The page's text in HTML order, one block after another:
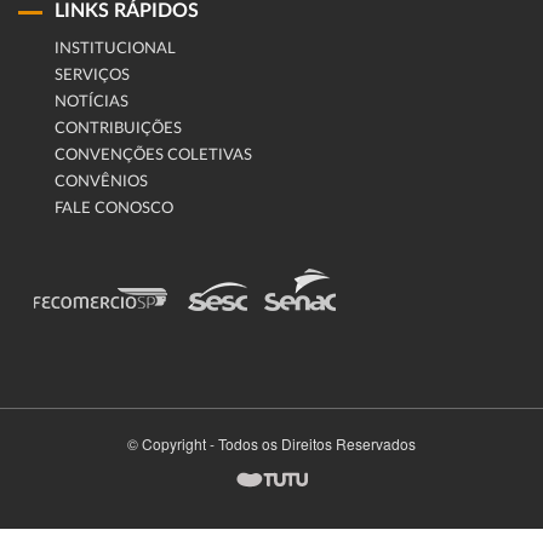
LINKS RÁPIDOS
INSTITUCIONAL
SERVIÇOS
NOTÍCIAS
CONTRIBUIÇÕES
CONVENÇÕES COLETIVAS
CONVÊNIOS
FALE CONOSCO
© Copyright - Todos os Direitos Reservados